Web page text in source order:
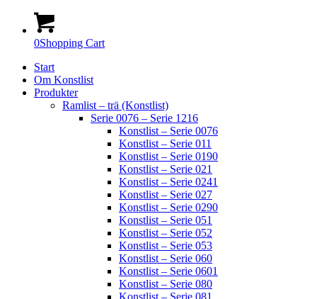
0Shopping Cart
Start
Om Konstlist
Produkter
Ramlist – trä (Konstlist)
Serie 0076 – Serie 1216
Konstlist – Serie 0076
Konstlist – Serie 011
Konstlist – Serie 0190
Konstlist – Serie 021
Konstlist – Serie 0241
Konstlist – Serie 027
Konstlist – Serie 0290
Konstlist – Serie 051
Konstlist – Serie 052
Konstlist – Serie 053
Konstlist – Serie 060
Konstlist – Serie 0601
Konstlist – Serie 080
Konstlist – Serie 081